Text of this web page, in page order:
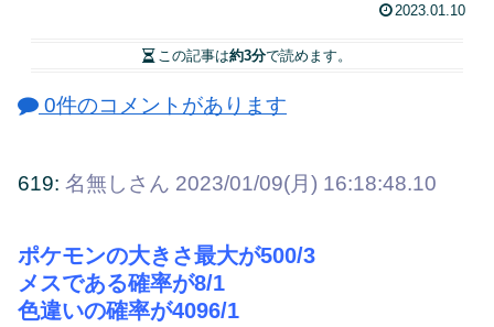
2023.01.10
この記事は約3分で読めます。
0件のコメントがあります
619: 名無しさん 2023/01/09(月) 16:18:48.10
ポケモンの大きさ最大が500/3
メスである確率が8/1
色違いの確率が4096/1